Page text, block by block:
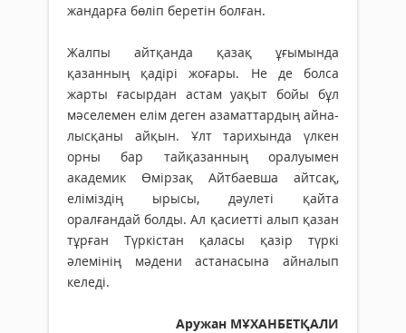
жандарға бөліп беретін болған.
Жалпы айтқанда қазақ ұғымында
қазанның қадірі жоғары. Не де болса
жарты ғасырдан астам уақыт бойы бұл
мәселемен елім деген азамат­тар­дың айна­
лысқаны айқын. Ұлт тарихында үлкен
орны бар тай­қазанның оралуымен
академик Өмірзақ Айтбаевша айтсақ,
еліміздің ырысы, дәулеті қайта
оралғандай болды. Ал қасиетті алып қазан
тұрған Түркістан қаласы қазір түркі
әлемінің мәдени астанасына айналып
келеді.
Аружан МҰХАНБЕТҚАЛИ